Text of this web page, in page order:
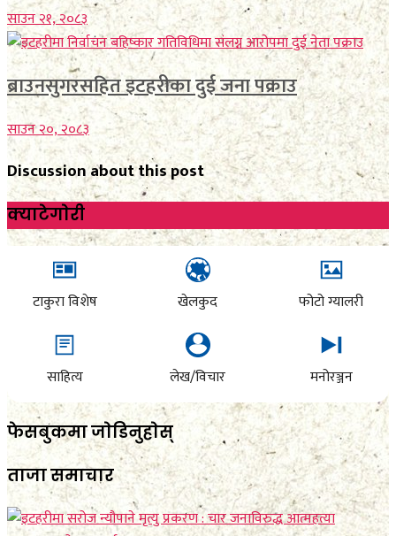
साउन २१, २०८३
ब्राउनसुगरसहित इटहरीका दुई जना पक्राउ
साउन २०, २०८३
Discussion about this post
क्याटेगाेरी
टाकुरा विशेष खेलकुद फोटो ग्यालरी
साहित्य लेख/विचार मनोरञ्जन
फेसबुकमा जाेडिनुहाेस्
ताजा समाचार